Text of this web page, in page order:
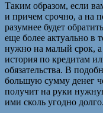
Таким образом, если
и причем срочно, а на
разумнее будет
еще более актуально в
нужно на малый срок,
история по кредитам
обязательства. В
большую сумму денег
получит на руки
ими сколь угодно долго.